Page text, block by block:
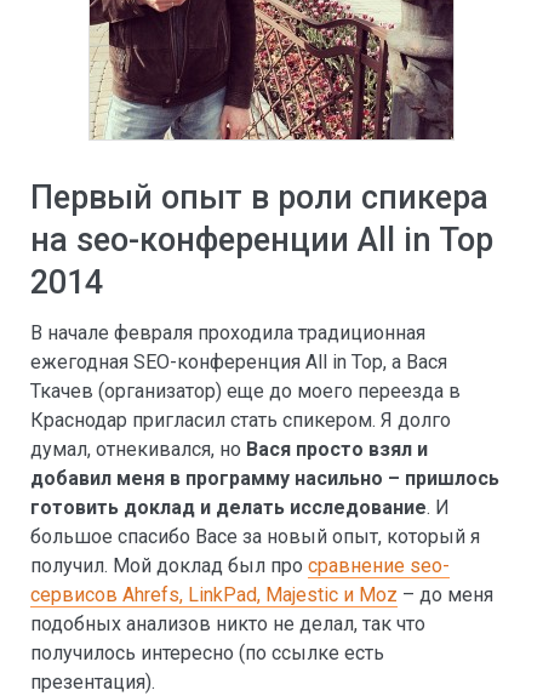
Первый опыт в роли спикера
на seo-конференции All in Top
2014
В начале февраля проходила традиционная
ежегодная SEO-конференция All in Top, а Вася
Ткачев (организатор) еще до моего переезда в
Краснодар пригласил стать спикером. Я долго
думал, отнекивался, но Вася просто взял и
добавил меня в программу насильно – пришлось
готовить доклад и делать исследование. И
большое спасибо Васе за новый опыт, который я
получил. Мой доклад был про сравнение seo-
сервисов Ahrefs, LinkPad, Majestic и Moz – до меня
подобных анализов никто не делал, так что
получилось интересно (по ссылке есть
презентация).